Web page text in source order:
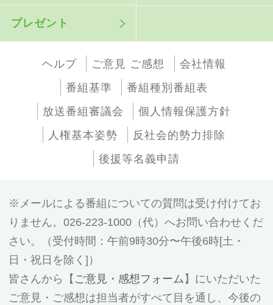
プレゼント
ヘルプ ご意見 ご感想
会社情報
番組基準
番組種別番組表
放送番組審議会
個人情報保護方針
人権基本姿勢
反社会的勢力排除
後援等名義申請
メールによる番組についての質問は受け付けてお
りません。026-223-1000（代）へお問い合わせくだ
さい。（受付時間：午前9時30分〜午後6時[土・
日・祝日を除く]）
皆さんから【 ご意見・感想フォーム 】にいただいた
ご意見・ご感想は担当者がすべて目を通し、今後の